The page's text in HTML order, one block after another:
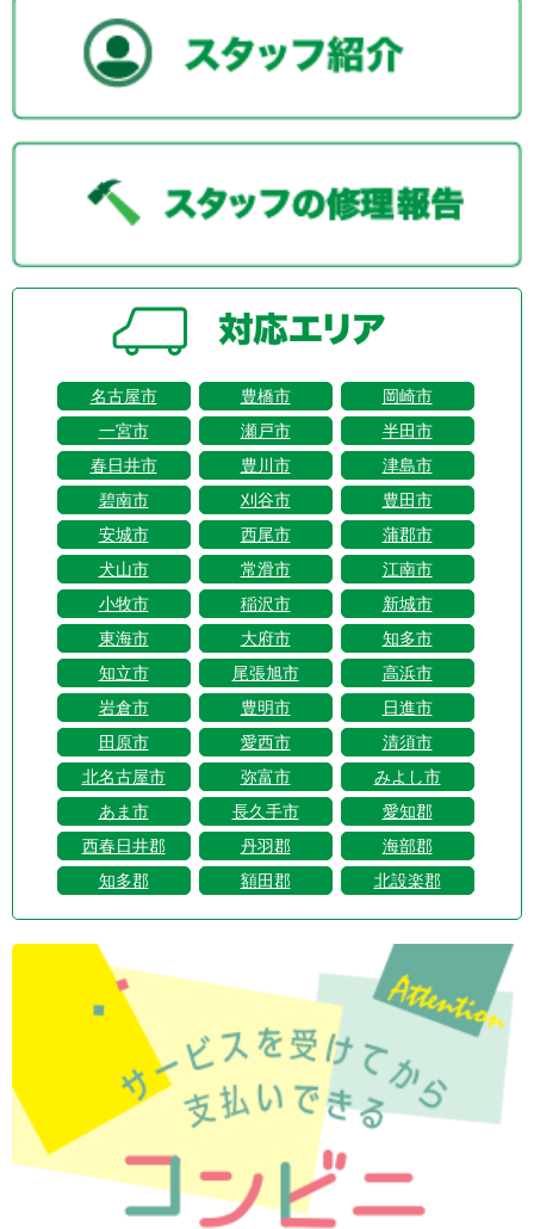
名古屋市 豊橋市
岡崎市
一宮市
瀬戸市
半田市
春日井市
豊川市
津島市
碧南市
刈谷市
豊田市
安城市
西尾市
蒲郡市
犬山市
常滑市
江南市
小牧市
稲沢市
新城市
東海市
大府市
知多市
知立市
尾張旭市
高浜市
岩倉市
豊明市
日進市
田原市
愛西市
清須市
北名古屋市
弥富市
みよし市
あま市
長久手市
愛知郡
西春日井郡
丹羽郡
海部郡
知多郡
額田郡 北設楽郡